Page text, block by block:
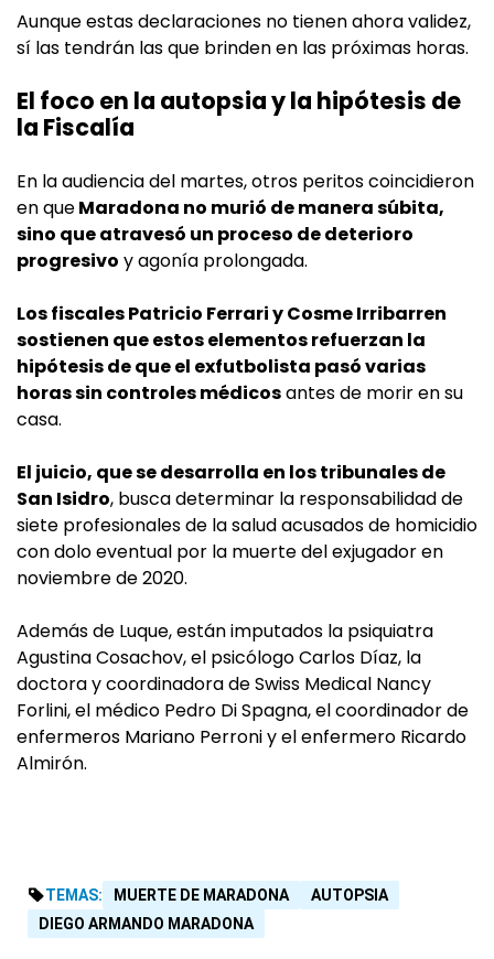
Aunque estas declaraciones no tienen ahora validez,
sí las tendrán las que brinden en las próximas horas.
El foco en la autopsia y la hipótesis de
la Fiscalía
En la audiencia del martes, otros peritos coincidieron
en queMaradona no murió de manera súbita,
sino que atravesó un proceso de deterioro
progresivo y agonía prolongada.
Los fiscales Patricio Ferrari y Cosme Irribarren
sostienen que estos elementos refuerzan la
hipótesis de que el exfutbolista pasó varias
horas sin controles médicosantes de morir en su
casa.
El juicio, que se desarrolla en los tribunales de
San Isidro, busca determinar la responsabilidad de
siete profesionales de la salud acusados de homicidio
con dolo eventual por la muerte del exjugador en
noviembre de 2020.
Además de Luque, están imputados la psiquiatra
Agustina Cosachov, el psicólogo Carlos Díaz, la
doctora y coordinadora de Swiss Medical Nancy
Forlini, el médico Pedro Di Spagna, el coordinador de
enfermeros Mariano Perroni y el enfermero Ricardo
Almirón.
TEMAS: MUERTE DE MARADONA
AUTOPSIA
DIEGO ARMANDO MARADONA